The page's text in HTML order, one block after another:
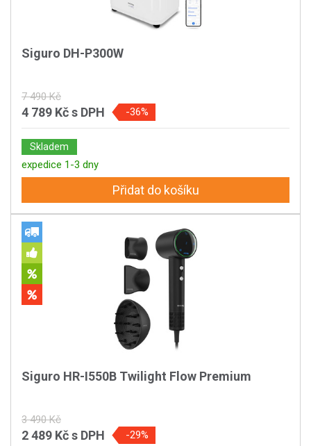
Siguro DH-P300W
7 490 Kč
4 789 Kčs DPH -36%
Skladem
expedice 1-3 dny
Přidat do košíku
Siguro HR-I550B Twilight Flow Premium
3 490 Kč
2 489 Kčs DPH -29%